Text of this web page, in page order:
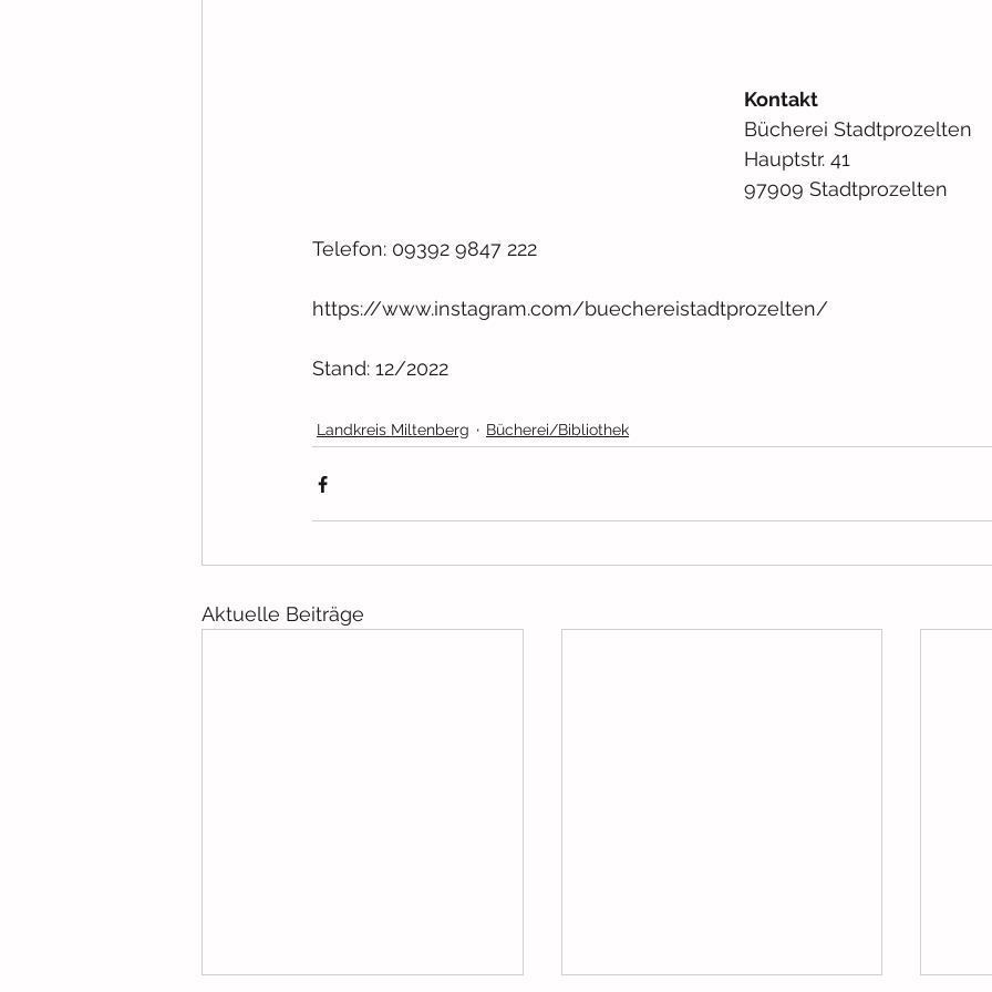
Kontakt
Bücherei Stadtprozelten
97909 Stadtprozelten
Telefon: 09392 9847 222
https://www.instagram.com/buechereistadtprozelten/
Stand: 12/2022
Landkreis Miltenberg Bücherei/Bibliothek
Aktuelle Beiträge